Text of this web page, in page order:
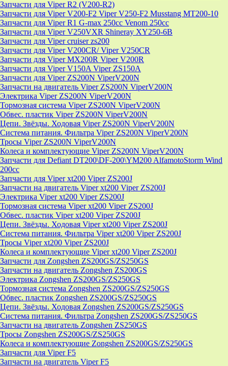
Запчасти для Viper R2 (V200-R2)
Запчасти для Viper V200-F2 Viper V250-F2 Musstang MT200-10
Запчасти для Viper R1 G-max 250cc Venom 250cc
Запчасти для Viper V250VXR Shineray XY250-6B
Запчасти для Viper cruiser zs200
Запчасти для Viper V200CR/ Viper V250CR
Запчасти для Viper MX200R Viper V200R
Запчасти для Viper V150A Viper ZS150A
Запчасти для Viper ZS200N ViperV200N
Запчасти на двигатель Viper ZS200N ViperV200N
Электрика Viper ZS200N ViperV200N
Тормозная система Viper ZS200N ViperV200N
Обвес. пластик Viper ZS200N ViperV200N
Цепи. Звёзды. Ходовая Viper ZS200N ViperV200N
Система питания. Фильтра Viper ZS200N ViperV200N
Тросы Viper ZS200N ViperV200N
Колеса и комплектующие Viper ZS200N ViperV200N
Запчасти для Defiant DT200\DF-200\YM200 AlfamotoStorm Wind
200cc
Запчасти для Viper xt200 Viper ZS200J
Запчасти на двигатель Viper xt200 Viper ZS200J
Электрика Viper xt200 Viper ZS200J
Тормозная система Viper xt200 Viper ZS200J
Обвес. пластик Viper xt200 Viper ZS200J
Цепи. Звёзды. Ходовая Viper xt200 Viper ZS200J
Система питания. Фильтра Viper xt200 Viper ZS200J
Тросы Viper xt200 Viper ZS200J
Колеса и комплектующие Viper xt200 Viper ZS200J
Запчасти для Zongshen ZS200GS/ZS250GS
Запчасти на двигатель Zongshen ZS200GS
Электрика Zongshen ZS200GS/ZS250GS
Тормозная система Zongshen ZS200GS/ZS250GS
Обвес. пластик Zongshen ZS200GS/ZS250GS
Цепи. Звёзды. Ходовая Zongshen ZS200GS/ZS250GS
Система питания. Фильтра Zongshen ZS200GS/ZS250GS
Запчасти на двигатель Zongshen ZS250GS
Тросы Zongshen ZS200GS/ZS250GS
Колеса и комплектующие Zongshen ZS200GS/ZS250GS
Запчасти для Viper F5
Запчасти на двигатель Viper F5